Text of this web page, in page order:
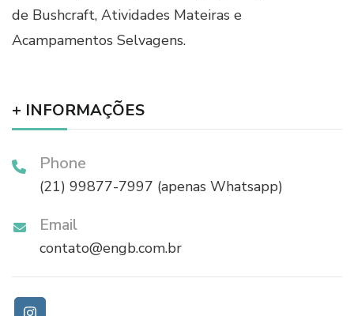
de Bushcraft, Atividades Mateiras e
Acampamentos Selvagens.
+ INFORMAÇÕES
Phone
(21) 99877-7997 (apenas Whatsapp)
Email
contato@engb.com.br